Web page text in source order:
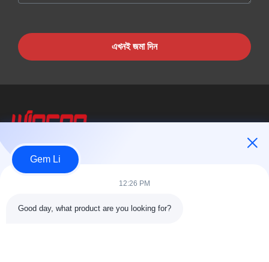
এখনই জমা দিন
Wincoo Engineering Co., Ltd.
উইনকোও ইঞ্জিনিয়ারিং কোং লিমিটেড (উইনকোও) পাইপ তৈরি, ট্যাঙ্ক ও পাইপলাইন নির্মাণ,
উৎপাদন লাইন এবং পরিচ্ছন্ন শক্তি প্রকল্পের ক্লায়েন্টদের জন্য তৈরি...
Gem Li
12:26 PM
Good day, what product are you looking for?